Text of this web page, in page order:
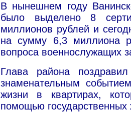
В нынешнем году
было выделено 8
миллионов рублей и
на сумму 6,3 миллиона
вопроса военнослужащих
Глава района
знаменательным
жизни в квартирах,
помощью